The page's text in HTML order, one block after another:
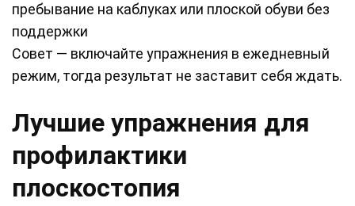
пребывание на каблуках или плоской обуви без
поддержки
Совет — включайте упражнения в ежедневный
режим, тогда результат не заставит себя ждать.
Лучшие упражнения для
профилактики
плоскостопия